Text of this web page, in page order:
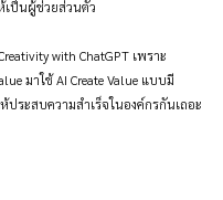
เป็นผู้ช่วยส่วนตัว
with ChatGPT เพราะ
มาใช้ AI Create Value แบบมี
ประสบความสำเร็จในองค์กรกันเถอะ